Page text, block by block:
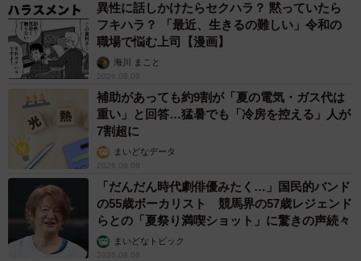
異性に話しかけたらセクハラ？ 黙っていたら
フキハラ？ 「最近、生きるの難しい」令和の
職場で悩む上司【漫画】
海川 まこと
2026.08.09
補助があっても約9割が「夏の電気・ガス代は
重い」と回答…猛暑でも「冷房を控える」人が
7割超に
まいどなデータ
2026.08.08
「だんだん時代劇俳優みたく…」国民的バンド
の55歳ボーカリスト 競馬界の57歳レジェンド
らとの「夏祭り満喫ショット」に驚きの声続々
まいどなトピック
2026.08.08